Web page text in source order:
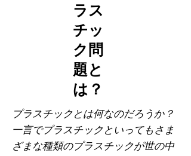
ラス
チッ
ク問
題と
は？
プラスチックとは何なのだろうか？
一言でプラスチックといってもさま
ざまな種類のプラスチックが世の中